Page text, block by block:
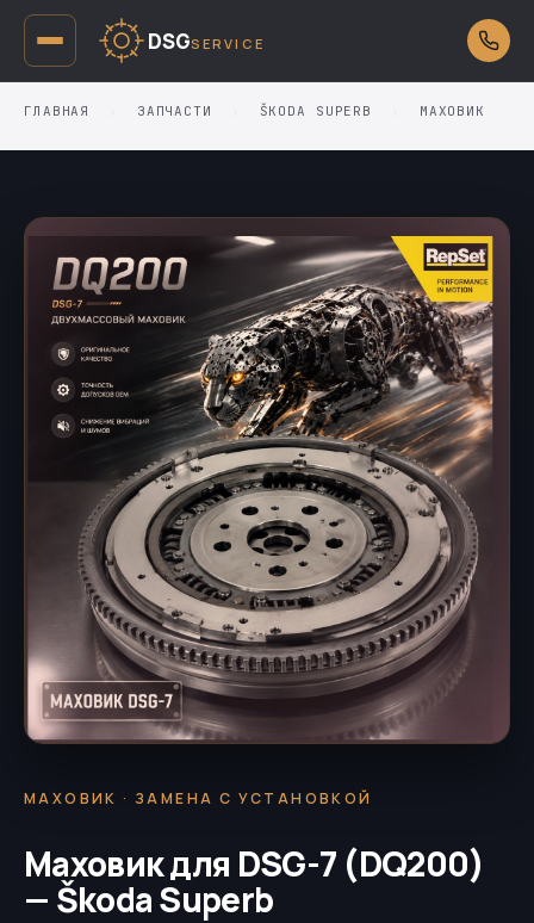
DSGSERVICE
ГЛАВНАЯ ЗАПЧАСТИ ŠKODA SUPERB МАХОВИК
МАХОВИК · ЗАМЕНА С УСТАНОВКОЙ
Маховик для DSG-7 (DQ200)
— Škoda Superb